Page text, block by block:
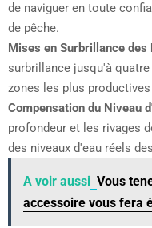
de naviguer en toute
de pêche.
Mises en Surbrillance des
surbrillance jusqu'à
zones les plus
Compensation du Niveau
profondeur et les rivages
des niveaux d'eau réels
A voir aussi Vous
accessoire vous fera